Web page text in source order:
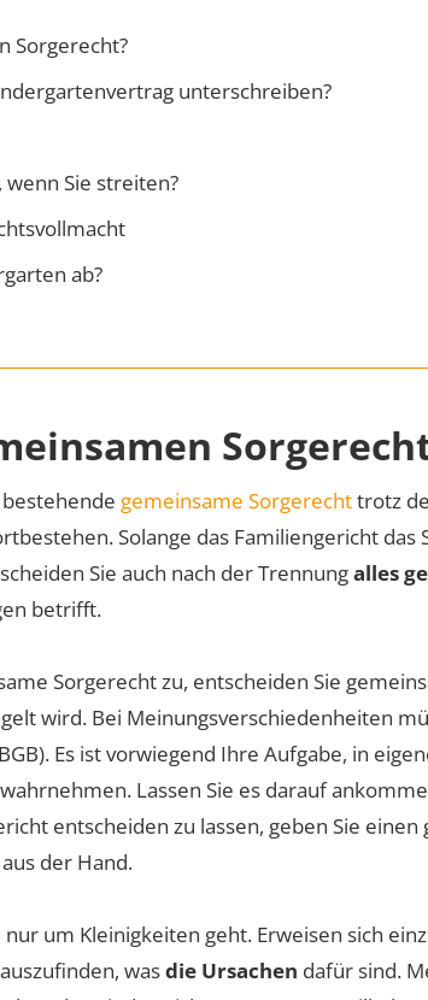
Sorgerecht?
unterschreiben?
wenn Sie streiten?
ab?
gemeinsame Sorgerechttrotz
Solange das Familiengericht das
Sie auch nach der Trennungalles
betrifft.
Sorgerecht zu, entscheiden Sie
wird. Bei Meinungsverschiedenheiten
Es ist vorwiegend Ihre Aufgabe, in
Lassen Sie es darauf
entscheiden zu lassen, geben Sie einen
aus der Hand.
um Kleinigkeiten geht. Erweisen sich
wasdie Ursachen dafür sind.